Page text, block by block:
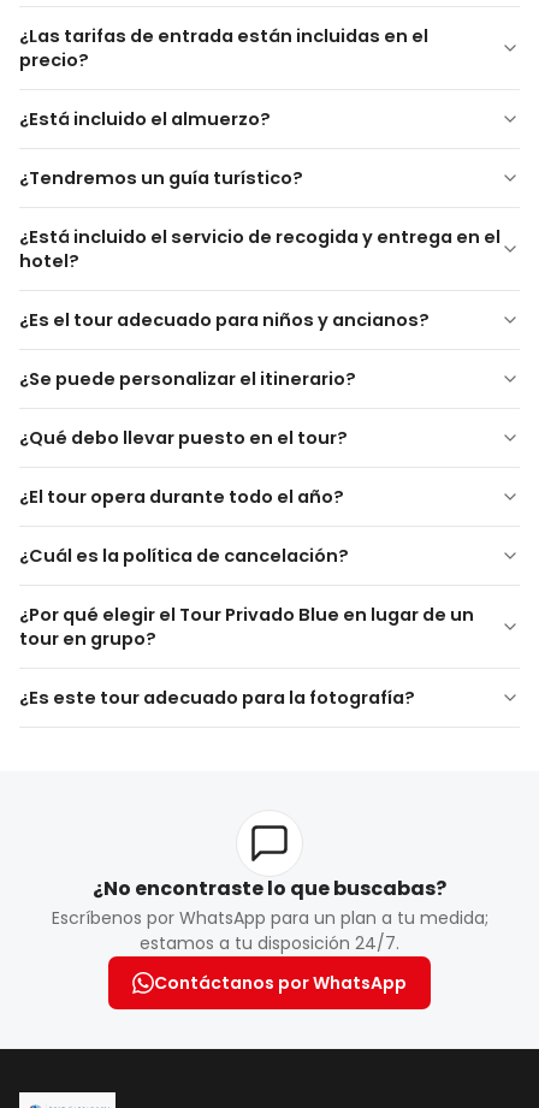
Pueblo de Mustafapaşa (Sinasos)
Ciudad Antigua de Sobesos
Valle de Soğanlı
Puntos de vista panorámicos escénicos
¿Las tarifas de entrada están incluidas en el
precio?
arqueológicos no están incluidas
¿Está incluido el almuerzo?
contrario. Se planea una parada para almorzar en un
¿Tendremos un guía turístico?
¿Está incluido el servicio de recogida y entrega en el
hotel?
¿Es el tour adecuado para niños y ancianos?
¿Se puede personalizar el itinerario?
¿Qué debo llevar puesto en el tour?
¿El tour opera durante todo el año?
¿Cuál es la política de cancelación?
el proveedor y se explican durante el proceso de reserva.
¿Por qué elegir el Tour Privado Blue en lugar de un
tour en grupo?
¿Es este tour adecuado para la fotografía?
¿No encontraste lo que buscabas?
Escríbenos por WhatsApp para un plan a tu medida;
estamos a tu disposición 24/7.
Contáctanos por WhatsApp